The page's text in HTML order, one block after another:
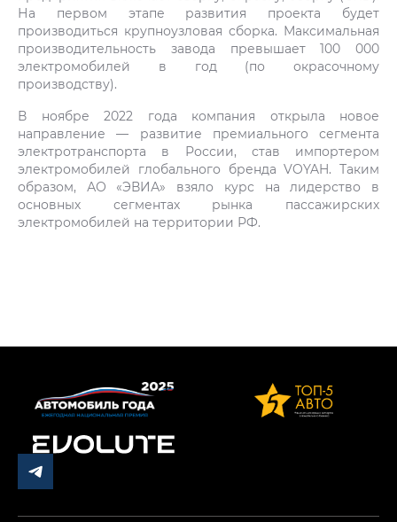
На первом этапе развития проекта будет
производиться крупноузловая сборка. Максимальная
производительность завода превышает 100 000
электромобилей в год (по окрасочному
производству).
В ноябре 2022 года компания открыла новое
направление — развитие премиального сегмента
электротранспорта в России, став импортером
электромобилей глобального бренда VOYAH. Таким
образом, АО «ЭВИА» взяло курс на лидерство в
основных сегментах рынка пассажирских
электромобилей на территории РФ.